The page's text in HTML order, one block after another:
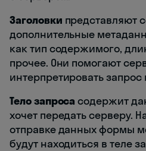
Заголовки представляют
дополнительные
как тип содержимого,
прочее. Они помогают
интерпретировать запрос
Тело запроса содержит
хочет передать серверу.
отправке данных формы
будут находиться в теле